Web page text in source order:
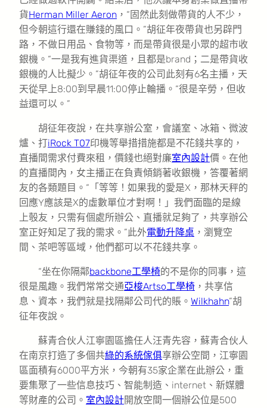
貨Herman Miller Aeron ，“固然此刻做帶貨的人不少，
但今朝這行還在賺錢的風口。”胡征年夜帶貨也另辟門
路，不做日用品、食物等，而是帶貨很是小眾的超市收
銀機。“一是我有進貨渠道，且都是brand；二是帶貨收
銀機的人比擬少。”胡征年夜的公司此刻有6名主播，天
天從早上8:00到早晨11:00停止輪播。“很是辛勞，但收
益還可以。”
胡征年夜說，在共享辦公室，會議室、冰箱、微波
爐、打iRock T07印機等舉措措施都是不花錢共享的，
直播間需求付費來租，價錢也絕對廉室內設計價。在他
的直播間內，女主播正在負責傾銷著收銀機，答覆著網
友的各類題目。“「等等！如果我的愛是X，那林天秤的
回應Y應該是X的虛數單位才對啊！」我們面臨的是線
上彀友，只需有個處所辦公、直播就足夠了，共享辦公
室正好知足了我的需求。”此外電動升降桌 ，瀏覽空
間、茶吧等區域，他們都可以不花錢共享。
“坐在你隔鄰backbone工學椅的不是你的同事，這
很是風趣。我們常常交通亞梭Artso工學椅 ，共享信
息、資本，我們就是找隔鄰公司代的賬。 Wilkhahn”胡
征年夜說。
蘇青合伙人江寧園區擔任人汪青先容，蘇青合伙人
在南京打造了多個共綠的系統傢俱享辦公空間，江寧園
區面積有6000平方米，今朝有35家企業在此辦公，重
要集聚了一些信息技巧、智能制造、internet、新媒體
等財產的公司。 室內設計開放空間一個辦公位是500